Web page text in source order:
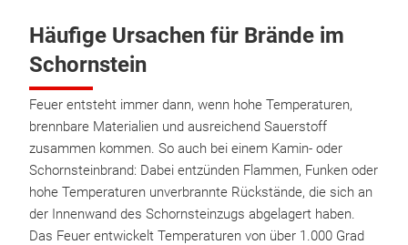
Häufige Ursachen für Brände im
Schornstein
Feuer entsteht immer dann, wenn hohe Temperaturen,
brennbare Materialien und ausreichend Sauerstoff
zusammen kommen. So auch bei einem Kamin- oder
Schornsteinbrand: Dabei entzünden Flammen, Funken oder
hohe Temperaturen unverbrannte Rückstände, die sich an
der Innenwand des Schornsteinzugs abgelagert haben.
Das Feuer entwickelt Temperaturen von über 1.000 Grad